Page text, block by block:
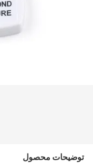
توضیحات محصول